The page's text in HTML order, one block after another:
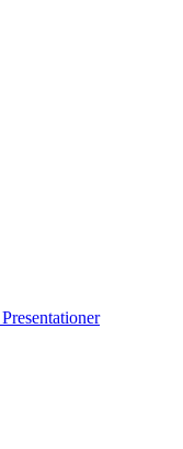
Presentationer